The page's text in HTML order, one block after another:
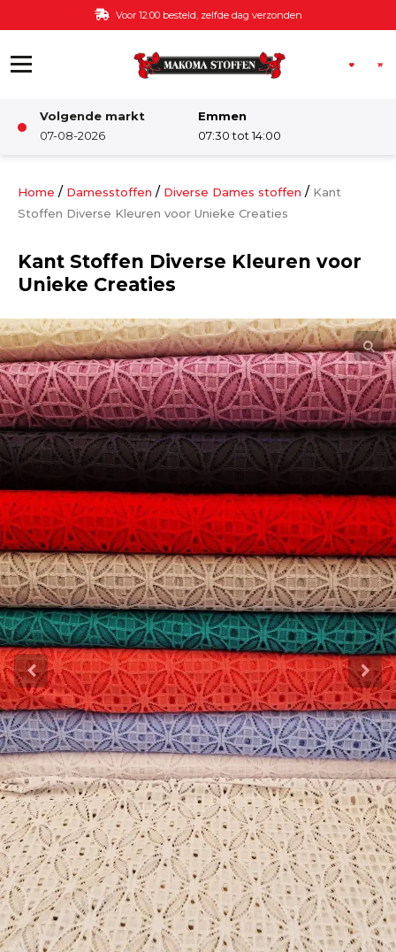
Ga naar de inhoud Voor 12:00 besteld, zelfde dag verzonden
Volgende markt
07-08-2026
Emmen
07:30 tot 14:00
Damesstoffen
Kinderstoffen
Kinderkamer
Katoen
Grootverbruik
Tijdpakker stof
Home / Damesstoffen / Diverse Dames stoffen / Kant
Stoffen Diverse Kleuren voor Unieke Creaties
Kant Stoffen Diverse Kleuren voor
Unieke Creaties